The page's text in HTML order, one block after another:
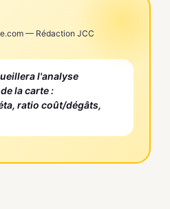
— Rédaction JCC
l'analyse
la carte :
ratio coût/dégâts,